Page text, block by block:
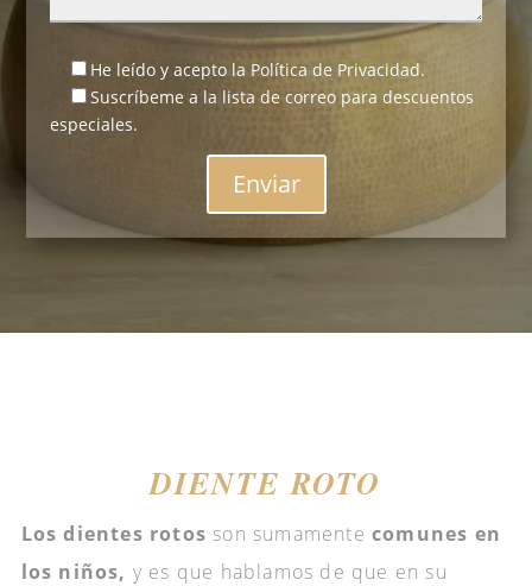
He leído y acepto la Política de Privacidad.
Suscríbeme a la lista de correo para descuentos
especiales.
Enviar
DIENTE ROTO
Los dientes rotos son sumamentecomunes en
los niños, y es que hablamos de que en su